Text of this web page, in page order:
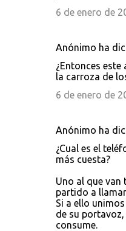
6 de enero de
Anónimo ha
¿Entonces este
la carroza de
6 de enero de
Anónimo ha
¿Cual es el
más cuesta?
Uno al que
partido a
Si a ello
de su
consume.